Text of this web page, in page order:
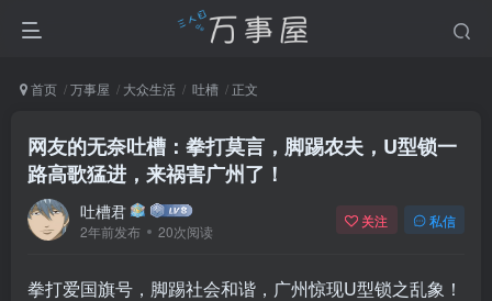
首页 万事屋 大众生活 吐槽 正文
网友的无奈吐槽：拳打莫言，脚踢农夫，U型锁一
路高歌猛进，来祸害广州了！
吐槽君
2年前发布 20次阅读
关注 私信
拳打爱国旗号，脚踢社会和谐，广州惊现U型锁之乱象！